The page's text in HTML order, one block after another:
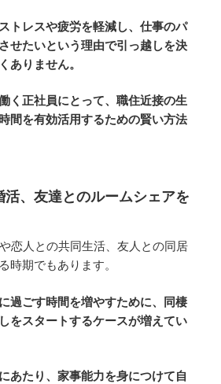
トレスや疲労を軽減し、仕事のパ
せたいという理由で引っ越しを決
ありません。
く正社員にとって、職住近接の生
間を有効活用するための賢い方法
活、友達とのルームシェアを
恋人との共同生活、友人との同居
時期でもあります。
過ごす時間を増やすために、同棲
をスタートするケースが増えてい
あたり、家事能力を身につけて自